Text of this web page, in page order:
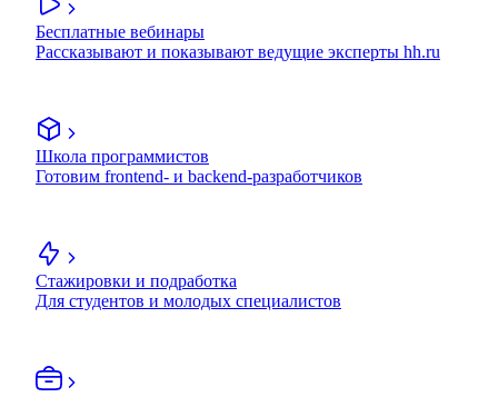
Бесплатные вебинары
Рассказывают и показывают ведущие эксперты hh.ru
Школа программистов
Готовим frontend- и backend-разработчиков
Стажировки и подработка
Для студентов и молодых специалистов